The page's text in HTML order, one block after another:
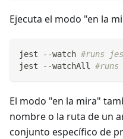
Ejecuta el modo "en la
jest --watch #runs
jest --watchAll
El modo "en la mira"
nombre o la ruta de un
conjunto específico de